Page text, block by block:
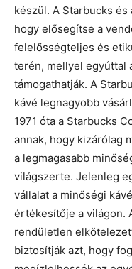
készül. A Starbucks
hogy elősegítse a
felelősségteljes és
terén, mellyel egyúttal
támogathatják. A
kávé legnagyobb
1971 óta a Starbucks
annak, hogy kizárólag
a legmagasabb
világszerte. Jelenleg
vállalat a minőségi
értékesítője a világon.
rendületlen
biztosítják azt, hogy